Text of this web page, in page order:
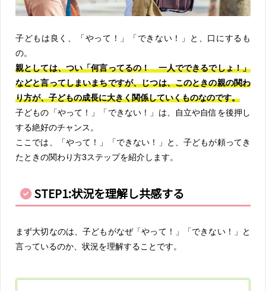
子どもは良く、「やって！」「できない！」と、口にするも
の。
親としては、つい「何言ってるの！ 一人でできるでしょ！」
などと言ってしまいまちですが、じつは、このときの親の関わ
り方が、子どもの成長に大きく関係していくものなのです。
子どもの「やって！」「できない！」は、自立や自信を後押し
する絶好のチャンス。
ここでは、「やって！」「できない！」と、子どもが頼ってき
たときの関わり方3ステップを紹介します。
STEP1:状況を理解し共感する
まず大切なのは、子どもがなぜ「やって！」「できない！」と
言っているのか、状況を理解することです。